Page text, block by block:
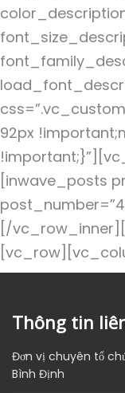
92px
[inwave_posts
[/
Thông tin
Đơn vị chuyên tổ
Bình Định